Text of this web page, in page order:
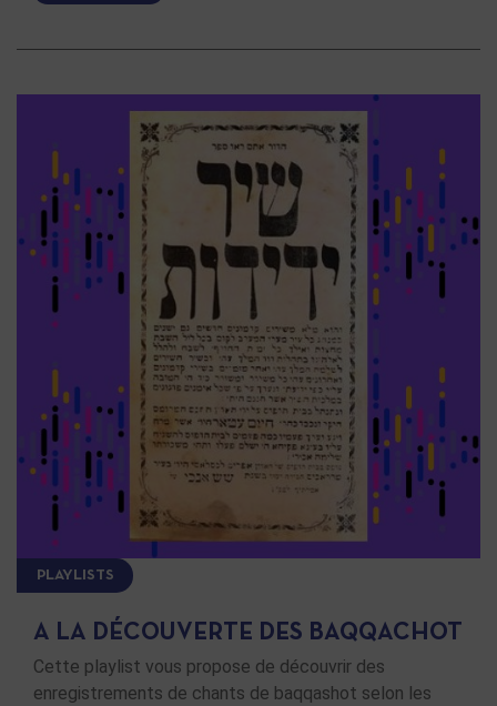
PLAYLISTS
A LA DÉCOUVERTE DES BAQQACHOT
Cette playlist vous propose de découvrir des
enregistrements de chants de baqqashot selon les